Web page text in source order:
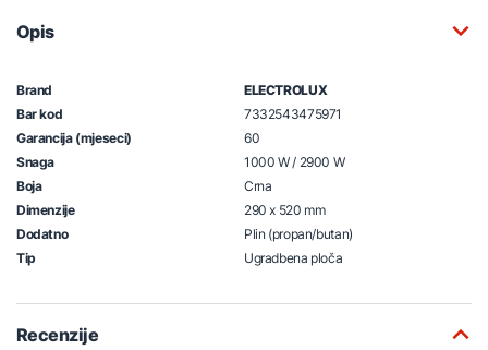
Opis
Brand
ELECTROLUX
Bar kod
7332543475971
Garancija (mjeseci)
60
Snaga
1000 W / 2900 W
Boja
Crna
Dimenzije
290 x 520 mm
Dodatno
Plin (propan/butan)
Tip
Ugradbena ploča
Recenzije